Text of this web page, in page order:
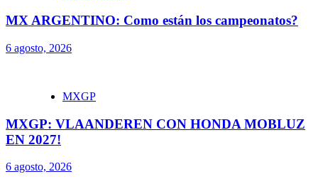
MX ARGENTINO: Como están los campeonatos?
6 agosto, 2026
MXGP
MXGP: VLAANDEREN CON HONDA MOBLUZ
EN 2027!
6 agosto, 2026